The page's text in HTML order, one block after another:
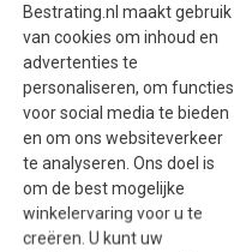
Bestrating.nl maakt gebruik
van cookies om inhoud en
advertenties te
personaliseren, om functies
voor social media te bieden
en om ons websiteverkeer
te analyseren. Ons doel is
om de best mogelijke
winkelervaring voor u te
creëren. U kunt uw